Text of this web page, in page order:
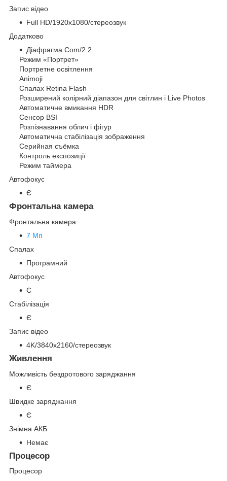
Запис відео
Full HD/1920х1080/стереозвук
Додатково
Діафрагма Com/2.2
Режим «Портрет»
Портретне освітлення
Animoji
Спалах Retina Flash
Розширений колірний діапазон для світлин і Live Photos
Автоматичне вмикання HDR
Сенсор BSI
Розпізнавання облич і фігур
Автоматична стабілізація зображення
Серийная съëмка
Контроль експозиції
Режим таймера
Автофокус
Є
Фронтальна камера
Фронтальна камера
7 Мп
Спалах
Програмний
Автофокус
Є
Стабілізація
Є
Запис відео
4K/3840x2160/стереозвук
Живлення
Можливість бездротового заряджання
Є
Швидке заряджання
Є
Знімна АКБ
Немає
Процесор
Процесор